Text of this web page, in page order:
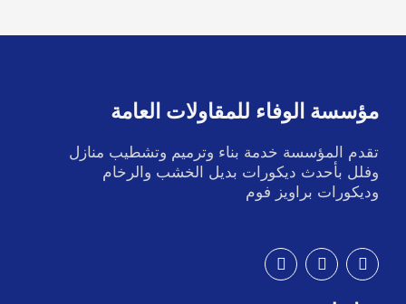
مؤسسة الوفاء للمقاولات العامة
تقدم المؤسسة خدمة بناء وترميم وتشطيب منازل
وفلل بأحدث ديكورات بديل الخشب والرخام
وديكورات براويز فوم
F
a
T
w
I
n